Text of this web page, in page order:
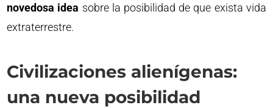
novedosa idea sobre la posibilidad de que exista vida
extraterrestre.
Civilizaciones alienígenas:
una nueva posibilidad